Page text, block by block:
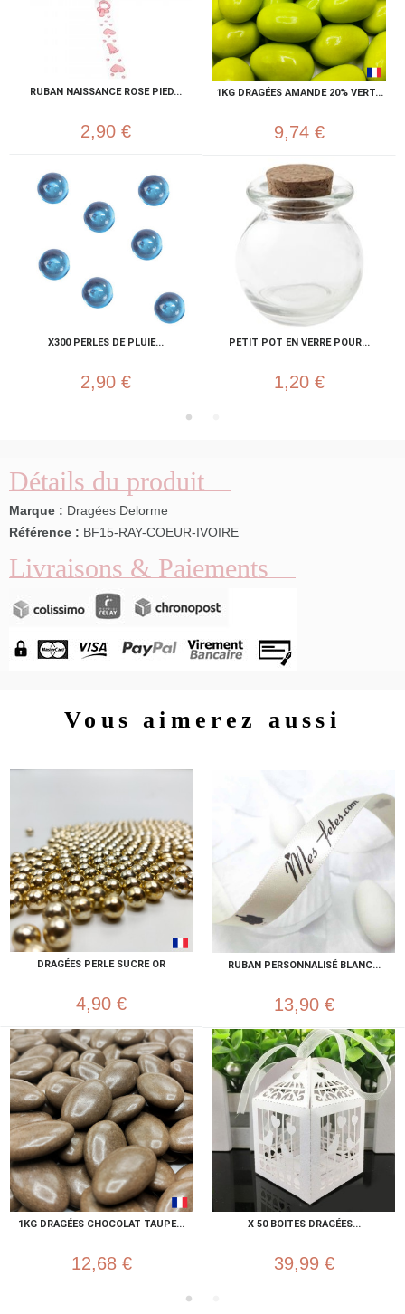
RUBAN NAISSANCE ROSE PIED...
2,90 €
1KG DRAGÉES AMANDE 20% VERT...
9,74 €
X300 PERLES DE PLUIE...
2,90 €
PETIT POT EN VERRE POUR...
1,20 €
Détails du produit
Marque : Dragées Delorme
Référence : BF15-RAY-COEUR-IVOIRE
Livraisons & Paiements
Vous aimerez aussi
DRAGÉES PERLE SUCRE OR
4,90 €
RUBAN PERSONNALISÉ BLANC...
13,90 €
1KG DRAGÉES CHOCOLAT TAUPE...
12,68 €
X 50 BOITES DRAGÉES...
39,99 €